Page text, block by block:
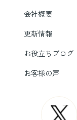
会社概要
更新情報
お役立ちブログ
お客様の声